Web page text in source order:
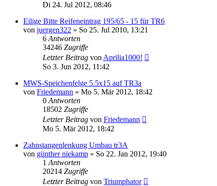
Di 24. Jul 2012, 08:46
Eilige Bitte Reifeneintrag 195/65 - 15 für TR6
von juergen322 » So 25. Jul 2010, 13:21
6 Antworten
34246 Zugriffe
Letzter Beitrag von Aprilia1000!
So 3. Jun 2012, 11:42
MWS-Speichenfelge 5.5x15 auf TR3a
von Friedemann » Mo 5. Mär 2012, 18:42
0 Antworten
18502 Zugriffe
Letzter Beitrag von Friedemann
Mo 5. Mär 2012, 18:42
Zahnstangenlenkung Umbau tr3A
von günther niekamp » So 22. Jan 2012, 19:40
1 Antworten
20214 Zugriffe
Letzter Beitrag von Triumphator